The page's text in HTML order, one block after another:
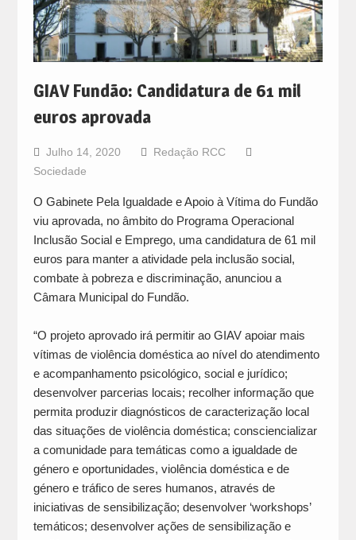
GIAV Fundão: Candidatura de 61 mil
euros aprovada
Julho 14, 2020
Redação RCC
Sociedade
O Gabinete Pela Igualdade e Apoio à Vítima do Fundão
viu aprovada, no âmbito do Programa Operacional
Inclusão Social e Emprego, uma candidatura de 61 mil
euros para manter a atividade pela inclusão social,
combate à pobreza e discriminação, anunciou a
Câmara Municipal do Fundão.
“O projeto aprovado irá permitir ao GIAV apoiar mais
vítimas de violência doméstica ao nível do atendimento
e acompanhamento psicológico, social e jurídico;
desenvolver parcerias locais; recolher informação que
permita produzir diagnósticos de caracterização local
das situações de violência doméstica; consciencializar
a comunidade para temáticas como a igualdade de
género e oportunidades, violência doméstica e de
género e tráfico de seres humanos, através de
iniciativas de sensibilização; desenvolver ‘workshops’
temáticos; desenvolver ações de sensibilização e